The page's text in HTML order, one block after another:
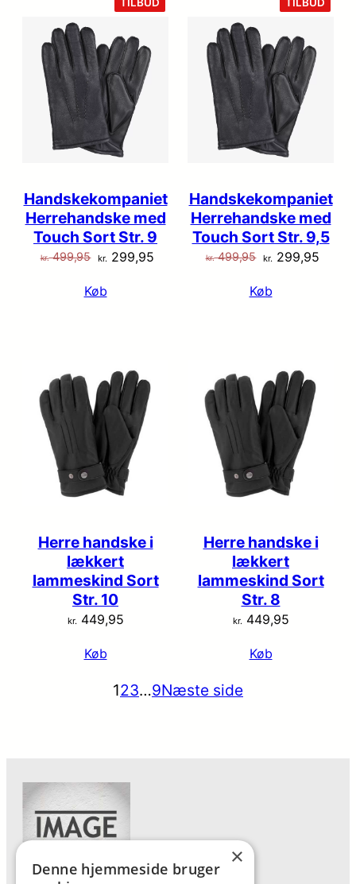
PÅ
Handskekompaniet
Herrehandske med
Touch Sort Str. 9
kr.499,95 Den
pris
kr. 299,95Den
Køb
PÅ
Handskekompaniet
Herrehandske med
Touch Sort Str. 9,5
kr.499,95 Den
pris
kr. 299,95Den
Køb
Herre handske i
lækkert
lammeskind Sort
Str. 10
kr. 449,95
Køb
Herre handske i
lækkert
lammeskind Sort
Str. 8
kr. 449,95
Køb
123…9Næste side
×
Denne hjemmeside bruger